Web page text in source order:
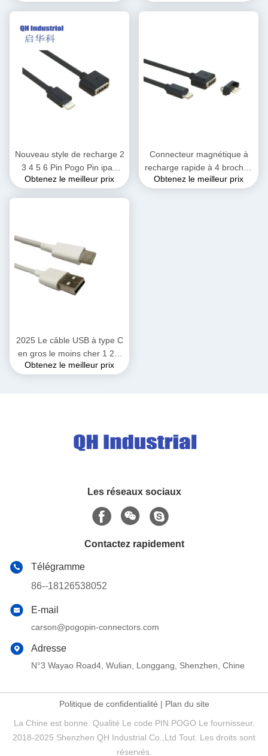
protection pour appareil
d'ordinateur
Nouveau style de recharge 2
3 4 5 6 Pin Pogo Pin ipad
éclair câble de recharge
Obtenez le meilleur prix
Connecteur magnétique à
recharge rapide à 4 broches
certifié d'origine à la vitesse
Obtenez le meilleur prix
2025 Le câble USB à type C
en gros le moins cher 1 2 3
Un câble de charge rapide
Obtenez le meilleur prix
Les réseaux sociaux
Contactez rapidement
Télégramme
86--18126538052
E-mail
carson@pogopin-connectors.com
Adresse
N°3 Wayao Road4, Wulian, Longgang, Shenzhen, Chine
Politique de confidentialité | Plan du site
La Chine est bonne. Qualité Le code PIN POGO Le fournisseur.
2018-2025 Shenzhen QH Industrial Co.,Ltd Tout. Les droits sont
réservés.